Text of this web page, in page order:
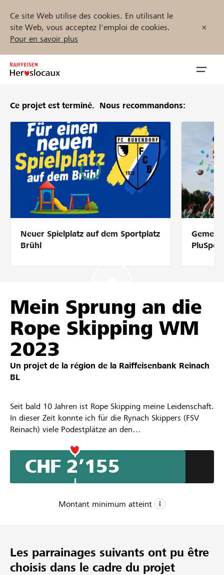
Ce site Web utilise des cookies. En utilisant le
site Web, vous acceptez l'emploi de cookies.
Pour en savoir plus
Inhalt
Parrainer
Soutien & assistance
Partenaires / Banques Raiffeisen
Se connecter
S'inscrire
Trouvez des projets et des organisations
DE FR IT
Ce projet est terminé. Nous recommandons:
Neuer Spielplatz auf dem Sportplatz
Brühl
Mein Sprung an die
Rope Skipping WM
2023
Un projet de la région de la Raiffeisenbank Reinach
BL
Seit bald 10 Jahren ist Rope Skipping meine Leidenschaft.
In dieser Zeit konnte ich für die Rynach Skippers (FSV
Reinach) viele Podestplätze an den
sammeln.
Nun ist die Weltmeisterschaft in Colorado Springs, USA
der nächste Schritt.
CHF 2’155
Montant minimum atteint
CHF 2’500
Montant désiré
Les parrainages suivants ont pu être
choisis dans le cadre du projet